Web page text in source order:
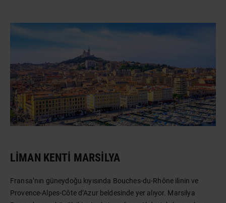
LIMAN KENTI MARSILYA
Fransa’nın güneydoğu kıyısında Bouches-du-Rhône ilinin ve
Provence-Alpes-Côte d’Azur beldesinde yer alıyor. Marsilya